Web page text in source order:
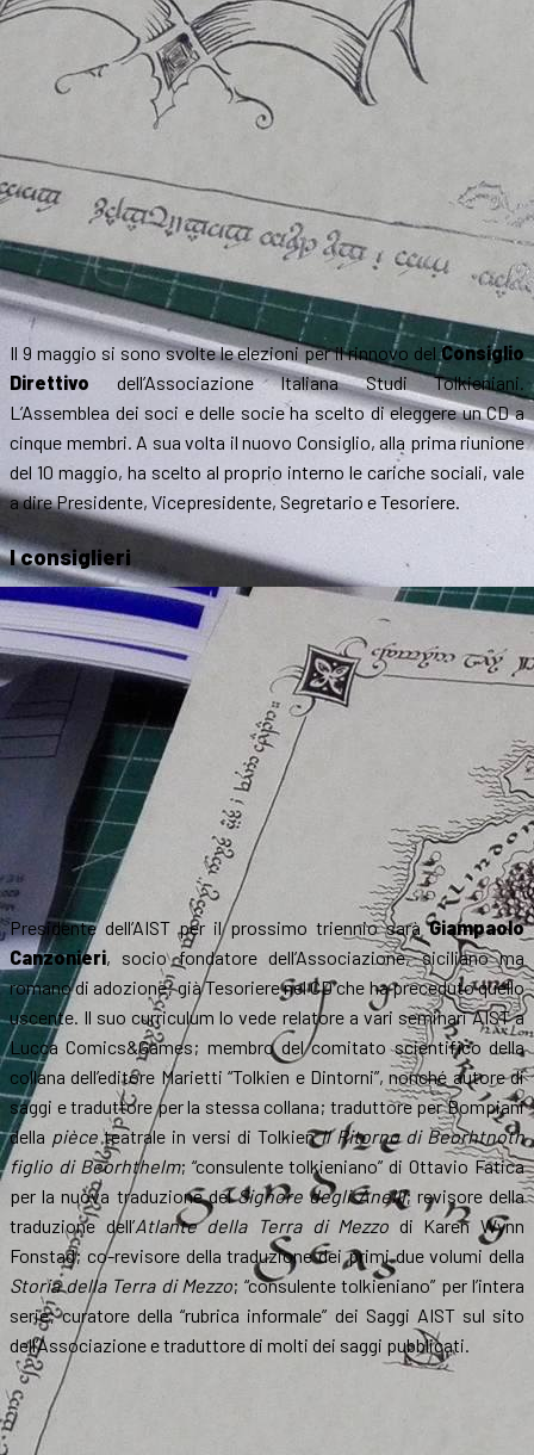
Il 9 maggio si sono svolte le elezioni per il rinnovo delConsiglio
Direttivo dell’Associazione Italiana Studi Tolkieniani.
L’Assemblea dei soci e delle socie ha scelto di eleggere un CD a
cinque membri. A sua volta il nuovo Consiglio, alla prima riunione
del 10 maggio, ha scelto al proprio interno le cariche sociali, vale
a dire Presidente, Vicepresidente, Segretario e Tesoriere.
I consiglieri
Presidente dell’AIST per il prossimo triennio saràGiampaolo
Canzonieri, socio fondatore dell’Associazione, siciliano ma
romano di adozione; già Tesoriere nel CD che ha preceduto quello
uscente. Il suo curriculum lo vede relatore a vari seminari AIST a
Lucca Comics&Games; membro del comitato scientifico della
collana dell’editore Marietti “Tolkien e Dintorni”, nonché autore di
saggi e traduttore per la stessa collana; traduttore per Bompiani
della pièceteatrale in versi di TolkienIl Ritorno di Beorhtnoth
figlio di Beorhthelm; “consulente tolkieniano” di Ottavio Fatica
per la nuova traduzione delSignore degli Anelli; revisore della
traduzione dell’Atlante della Terra di Mezzo di Karen Wynn
Fonstad; co-revisore della traduzione dei primi due volumi della
Storia della Terra di Mezzo; “consulente tolkieniano” per l’intera
serie; curatore della “rubrica informale” dei Saggi AIST sul sito
dell’Associazione e traduttore di molti dei saggi pubblicati.